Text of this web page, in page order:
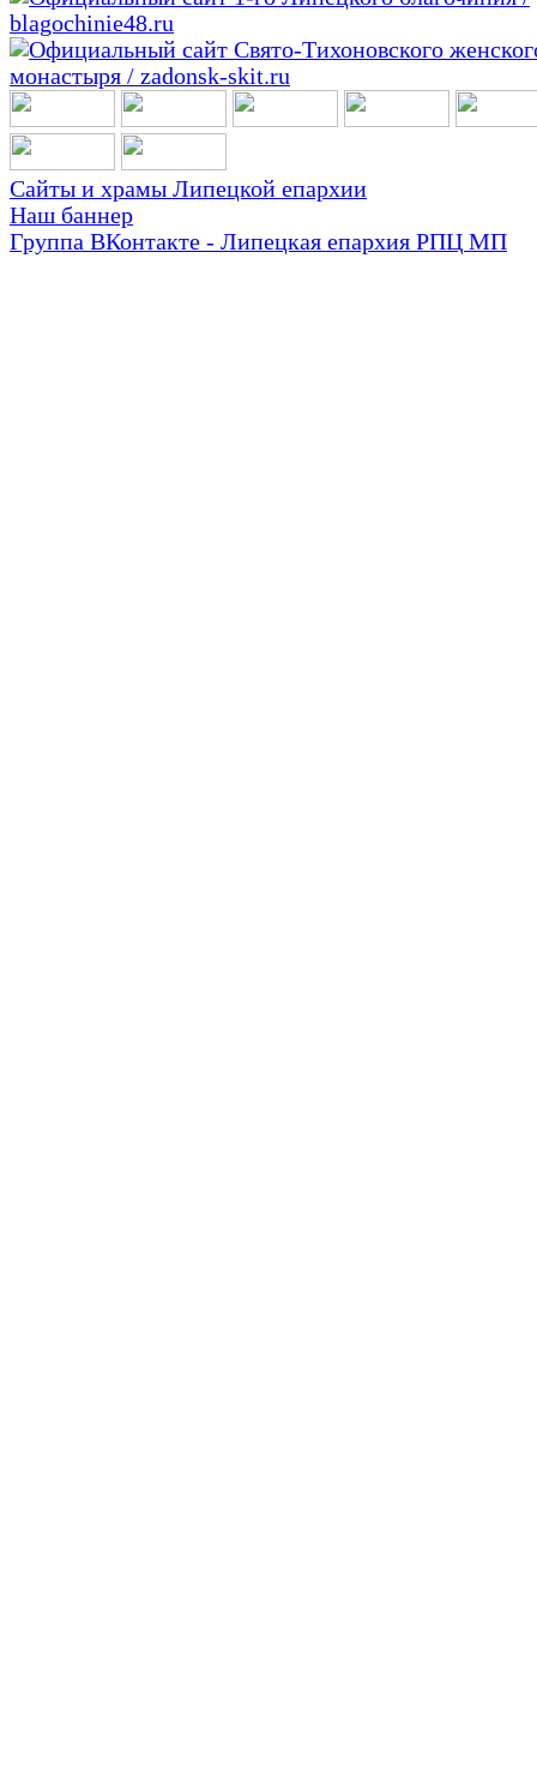
Сайты и храмы Липецкой епархии
Наш баннер
Группа ВКонтакте - Липецкая епархия РПЦ МП